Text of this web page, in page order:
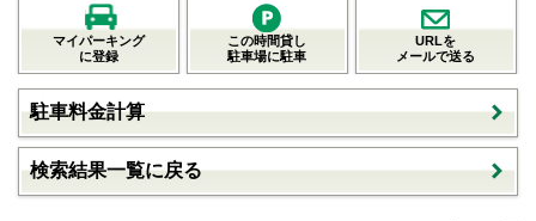
マイパーキング
に登録
この時間貸し
駐車場に駐車
URLを
メールで送る
駐車料金計算
検索結果一覧に戻る